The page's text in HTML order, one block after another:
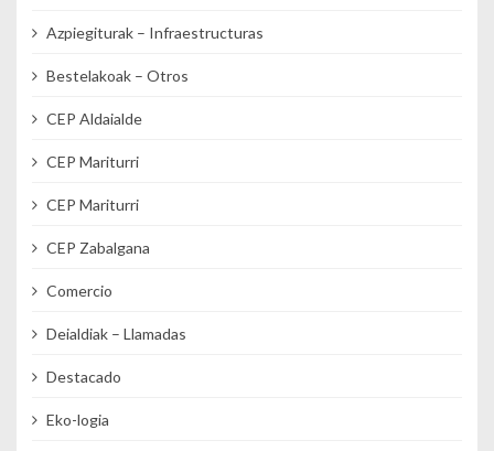
Azpiegiturak – Infraestructuras
Bestelakoak – Otros
CEP Aldaialde
CEP Mariturri
CEP Mariturri
CEP Zabalgana
Comercio
Deialdiak – Llamadas
Destacado
Eko-logia